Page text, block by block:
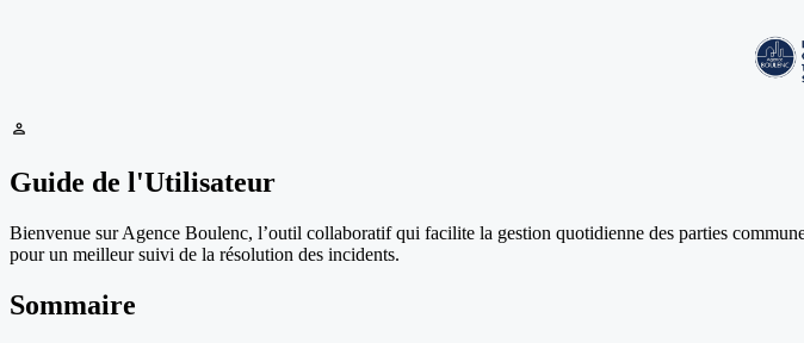
person
Guide de l'Utilisateur
Bienvenue sur Agence Boulenc, l’outil collaboratif qui facilite la gestion quotidienne des parties
pour un meilleur suivi de la résolution des incidents.
Sommaire